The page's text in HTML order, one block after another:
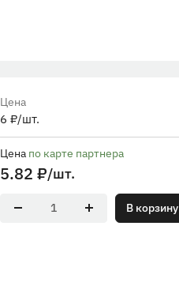
Цена
6 ₽/шт.
Цена по карте партнера
5.82 ₽/шт.
В корзину